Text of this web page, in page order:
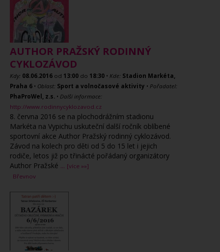
AUTHOR PRAŽSKÝ RODINNÝ
CYKLOZÁVOD
Kdy: 08.06.2016 od 13:00 do 18:30 • Kde: Stadion Markéta,
Praha 6 • Oblast: Sport a volnočasové aktivity • Pořadatel:
PhaProWel, z.s. • Další informace:
http://www.rodinnycyklozavod.cz
8. června 2016 se na plochodrážním stadionu
Markéta na Vypichu uskuteční další ročník oblíbené
sportovní akce Author Pražský rodinný cyklozávod.
Závod na kolech pro děti od 5 do 15 let i jejich
rodiče, letos již po třinácté pořádaný organizátory
Author Pražské ... [více »»]
Břevnov